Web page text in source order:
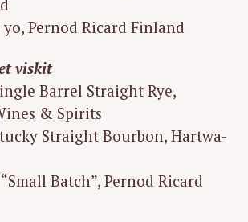
yo, Pernod Ricard Finland
viskit
Barrel Straight Rye,
& Spirits
Straight Bourbon, Hartwa-
Batch”, Pernod Ricard